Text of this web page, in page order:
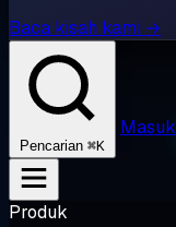
Baca kisah kami →
Pencarian ⌘K
Masuk
Produk